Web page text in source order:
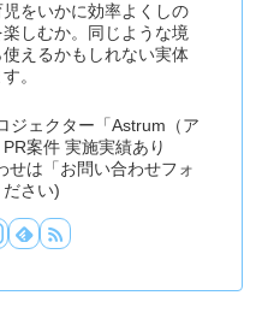
をいかに効率よくしの
しむか。同じような境
えるかもしれない実体
。
ジェクター「Astrum（ア
案件 実施実績あり
は「お問い合わせフォ
さい)